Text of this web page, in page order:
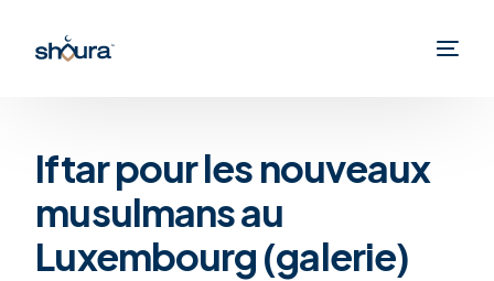
Iftar pour les nouveaux
musulmans au
Luxembourg (galerie)